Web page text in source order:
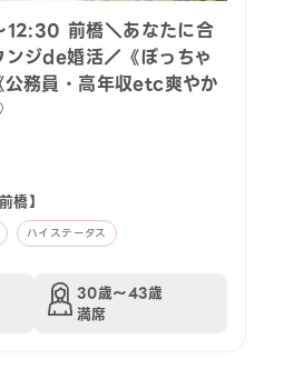
前橋＼あなたに合
ジde婚活／《ぽっちゃ
務員・高年収etc爽やか
橋】
ハイステータス
30歳〜43歳
満席